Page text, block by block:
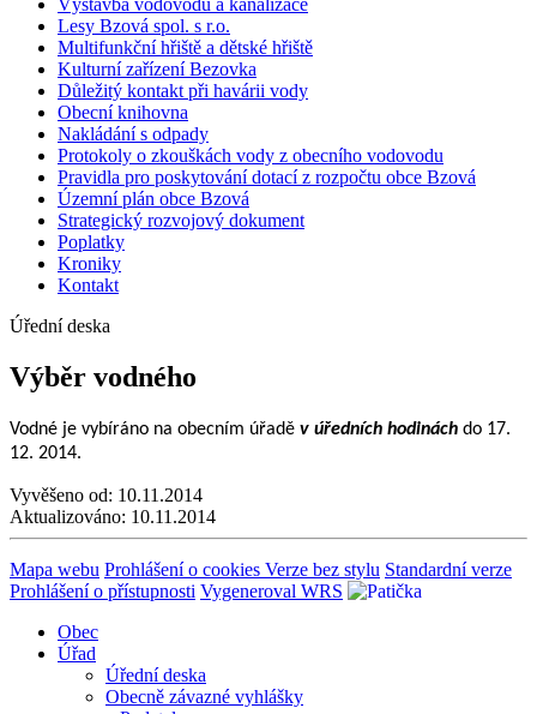
Lesy Bzová spol. s r.o.
Multifunkční hřiště a dětské hřiště
Kulturní zařízení Bezovka
Důležitý kontakt při havárii vody
Obecní knihovna
Nakládání s odpady
Protokoly o zkouškách vody z obecního vodovodu
Pravidla pro poskytování dotací z rozpočtu obce Bzová
Územní plán obce Bzová
Strategický rozvojový dokument
Poplatky
Kroniky
Kontakt
Úřední deska
Výběr vodného
Vodné je vybíráno na obecním úřadě v úředních hodinách do 17.
12. 2014.
Vyvěšeno od: 10.11.2014
Aktualizováno: 10.11.2014
Mapa webu Prohlášení o cookies Verze bez stylu Standardní verze
Prohlášení o přístupnosti Vygeneroval WRS
Obec
Úřad
Úřední deska
Obecně závazné vyhlášky